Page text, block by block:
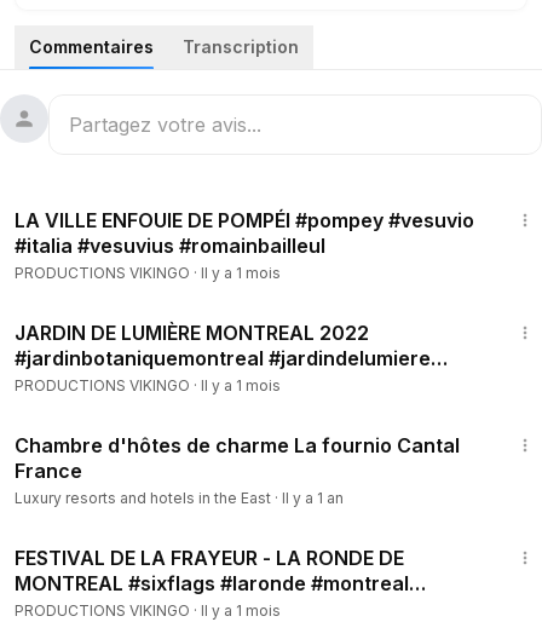
Amalfitaine, en banlieue de Naples.
.
Day on one of the rather special “beaches” of the Amalfi
Coast, in the suburbs of Naples.
Commentaires Transcription
LA VILLE ENFOUIE DE POMPÉI #pompey #vesuvio
#italia #vesuvius #romainbailleul
PRODUCTIONS VIKINGO · Il y a 1 mois
JARDIN DE LUMIÈRE MONTREAL 2022
#jardinbotaniquemontreal #jardindelumiere
#botanicalgarden #montreal
PRODUCTIONS VIKINGO · Il y a 1 mois
Chambre d'hôtes de charme La fournio Cantal
France
Luxury resorts and hotels in the East · Il y a 1 an
FESTIVAL DE LA FRAYEUR - LA RONDE DE
MONTREAL #sixflags #laronde #montreal
#halloween #manège
PRODUCTIONS VIKINGO · Il y a 1 mois